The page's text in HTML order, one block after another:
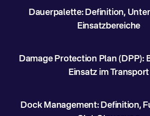
Dauerpalette: Definition,
Einsatzbereiche
Damage Protection Plan (DPP):
Einsatz im Transport
Dock Management: Definition,